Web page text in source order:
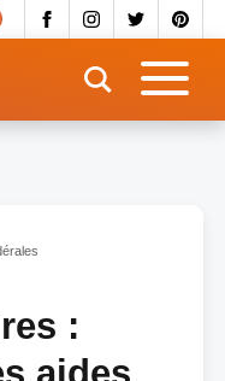
:
aides